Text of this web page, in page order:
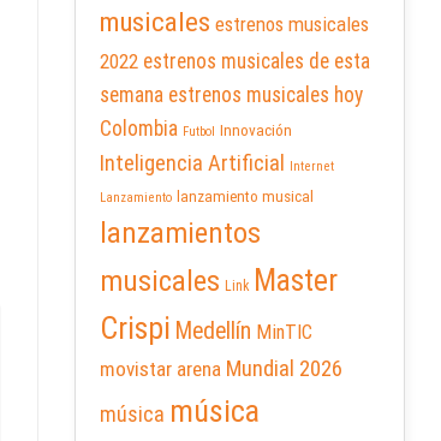
musicales estrenos musicales
2022 estrenos musicales de esta
semana estrenos musicales hoy
Colombia Futbol Innovación
Inteligencia Artificial
Internet
Lanzamiento
lanzamiento musical
lanzamientos
musicales Link Master
Crispi Medellín MinTIC
movistar arena Mundial 2026
música música